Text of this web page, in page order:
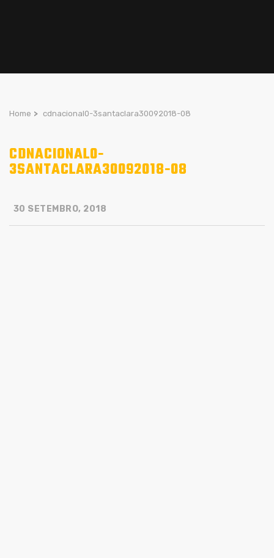
Home > cdnacional0-3santaclara30092018-08
CDNACIONAL0-
3SANTACLARA30092018-08
30 SETEMBRO, 2018